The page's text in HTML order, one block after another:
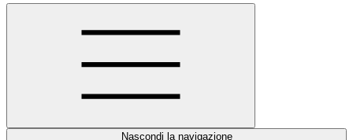
Nascondi la navigazione